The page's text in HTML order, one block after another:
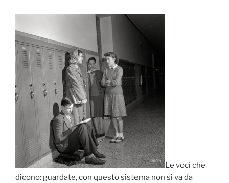
Le voci che
dicono: guardate, con questo sistema non si va da